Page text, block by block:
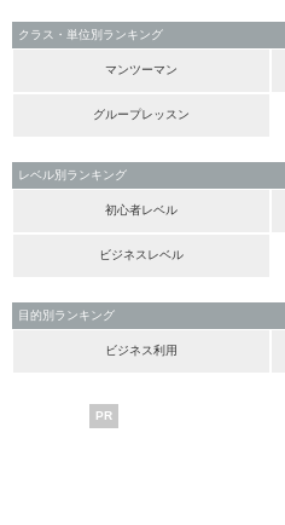
クラス・単位別ランキング
マンツーマン
グループレッスン
レベル別ランキング
初心者レベル
ビジネスレベル
目的別ランキング
ビジネス利用
PR